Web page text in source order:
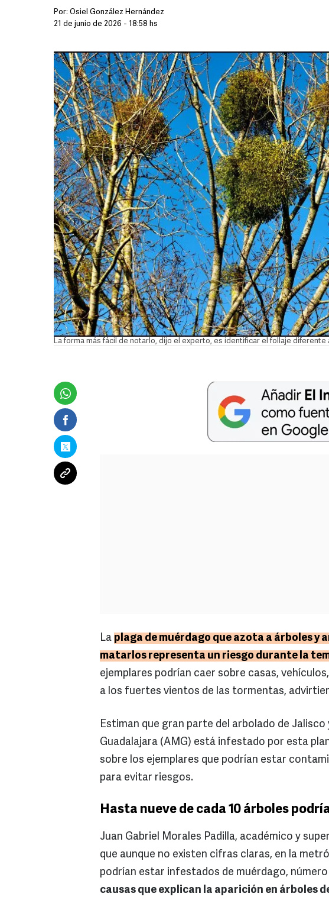
Por: Osiel González Hernández
21 de junio de 2026 - 18:58 hs
La forma más fácil de notarlo, dijo el experto, es identificar el follaje diferente
La plaga de muérdago que azota a árboles
matarlos representa un riesgo durante la
ejemplares podrían caer sobre casas,
a los fuertes vientos de las tormentas,
Estiman que gran parte del arbolado de
Guadalajara (AMG) está infestado por esta
sobre los ejemplares que podrían estar
para evitar riesgos.
Hasta nueve de cada 10 árboles
Juan Gabriel Morales Padilla, académico y
que aunque no existen cifras claras, en la
podrían estar infestados de muérdago,
causas que explican la aparición en árboles